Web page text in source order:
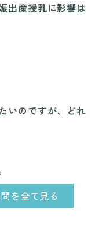
出産授乳に影響は
いのですが、どれ
を全て見る